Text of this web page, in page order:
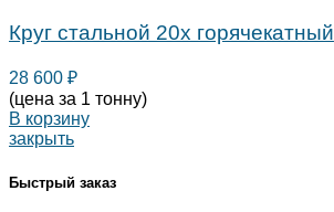
Круг стальной 20х горячекатный
28 600 ₽
(цена за 1 тонну)
В корзину
закрыть
Быстрый заказ